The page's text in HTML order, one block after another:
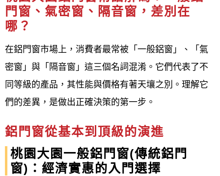
的需求，達到舒適、安全、豪華的生活空間，並將最
新的門窗資訊提供給客戶參考，
待為客戶創造最舒適的生活空間環境。
窗：鋁窗、鋁門窗、鐵窗、不銹鋼窗，各式隔音氣密
窗、防盜氣密窗、一般氣密窗樣式規劃安裝工程。
門：客製化打造您的鐵、鋁門，專業金屬門，不銹鋼
門窗、氣密窗、隔音窗，差別在
哪？
在鋁門窗市場上，消費者最常被「一般鋁窗」、「氣
密窗」與「隔音窗」這三個名詞混淆。它們代表了不
同等級的產品，其性能與價格有著天壤之別。理解它
們的差異，是做出正確決策的第一步。
鋁門窗從基本到頂級的演進
桃園大園一般鋁門窗(傳統鋁門
窗)：經濟實惠的入門選擇